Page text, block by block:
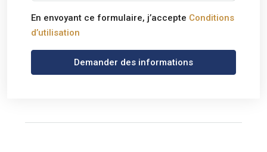
En envoyant ce formulaire, j’accepte Conditions
d’utilisation
Demander des informations